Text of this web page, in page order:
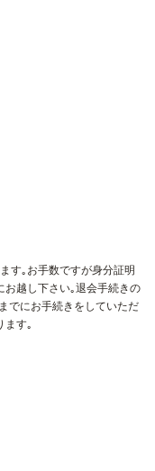
す｡お手数ですが身分証明
お越し下さい｡退会手続きの
でにお手続きをしていただ
ます｡